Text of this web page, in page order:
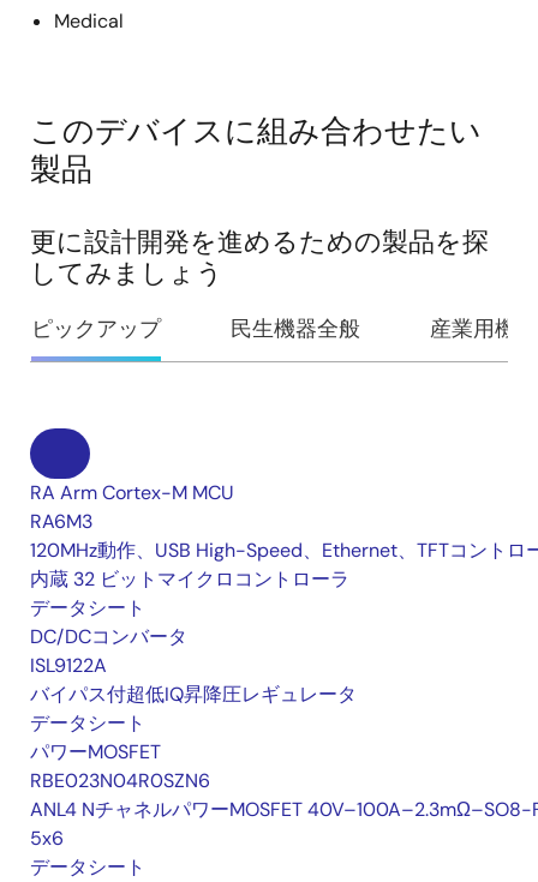
Medical
このデバイスに組み合わせたい
製品
更に設計開発を進めるための製品を探
してみましょう
ピックアップ 民生機器全般 産業用機器
RA Arm Cortex-M MCU
RA6M3
120MHz動作、USB High-Speed、Ethernet、TFTコントロ
内蔵 32 ビットマイクロコントローラ
データシート
DC/DCコンバータ
ISL9122A
バイパス付超低IQ昇降圧レギュレータ
データシート
パワーMOSFET
RBE023N04R0SZN6
ANL4 NチャネルパワーMOSFET 40V–100A–2.3mΩ–SO8-
5x6
データシート